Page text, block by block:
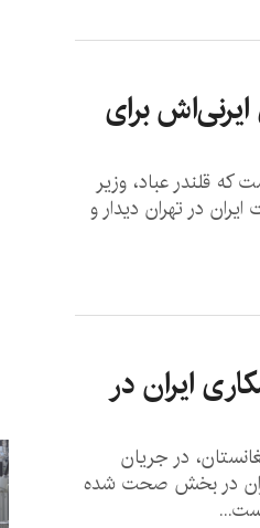
برای
قلندر عباد، وزیر
در تهران دیدار و
ایران در
در جریان
در بخش صحت شده